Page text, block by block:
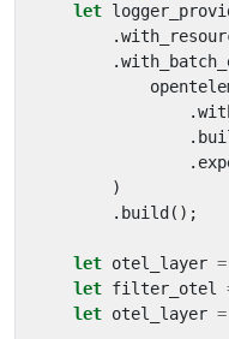
let
.
.
.
.
.
)
. build ();
let otel_layer =
let filter_otel
let otel_layer =